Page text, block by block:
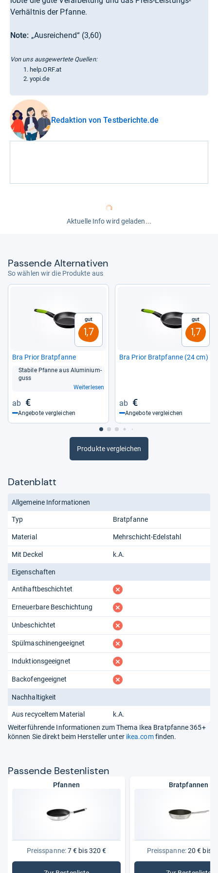
Verhältnis der Pfanne.
Note: „Ausreichend“ (3,60)
Von uns ausgewertete Quellen:
help.ORF.at
yopi.de
Redaktion von Testberichte.de
Aktuelle Info wird geladen...
Pas­sende Alter­na­ti­ven
So wählen wir die Produkte aus
Gut
1,7
Bra Prior Brat­pfanne
Sta­bile Pfanne aus Alu­mi­ni­um­
guss
Weiterlesen
€
Angebote vergleichen
Gut
1,7
Bra Prior Brat­pfanne (24 cm)
€
Angebote vergleichen
Produkte vergleichen
Datenblatt
Allgemeine Informationen
Typ Bratpfanne
Material Mehrschicht-Edelstahl
Mit Deckel k.A.
Eigenschaften
Antihaftbeschichtet fehlt
Erneuerbare Beschichtung fehlt
Unbeschichtet fehlt
Spülmaschinengeeignet fehlt
Induktionsgeeignet fehlt
Backofengeeignet fehlt
Nachhaltigkeit
Aus recyceltem Material
k.A.
Weiterführende Informationen zum Thema Ikea Bratpfanne 365+
können Sie direkt beim Hersteller unter ikea.comfinden.
Pas­sende Bes­ten­lis­ten
Pfannen
Preisspanne:7 € bis 320 €
Bratpfannen
Preisspanne:20 € bis